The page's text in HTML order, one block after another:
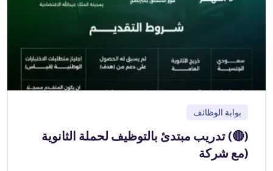
بوابة الوظائف
(🔴) تدريب مبتدئ بالتوظيف لحملة الثانوية
(مع شركة